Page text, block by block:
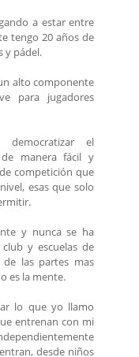
a estar entre
tengo 20 años de
y pádel.
alto componente
para jugadores
el
manera fácil y
competición que
esas que solo
y nunca se ha
y escuelas de
las partes mas
es la mente.
lo que yo llamo
entrenan con mi
desde niños